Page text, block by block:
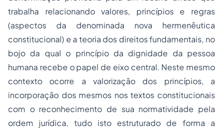
trabalha relacionando valores, princípios e regras
(aspectos da denominada nova hermenêutica
constitucional) e a teoria dos direitos fundamentais, no
bojo da qual o princípio da dignidade da pessoa
humana recebe o papel de eixo central. Neste mesmo
contexto ocorre a valorização dos princípios, a
incorporação dos mesmos nos textos constitucionais
com o reconhecimento de sua normatividade pela
ordem jurídica, tudo isto estruturado de forma a